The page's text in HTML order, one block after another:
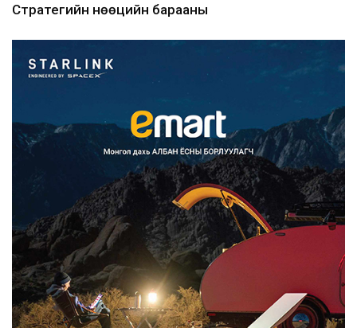
Стратегийн нөөцийн барааны
Монгол Улс COP17 бага хуралд 6.5
тэрбум ам.доллары...
2026/08/06
“Улаанбаатар трам” төсөл
хэрэгжсэнээр жилд 446...